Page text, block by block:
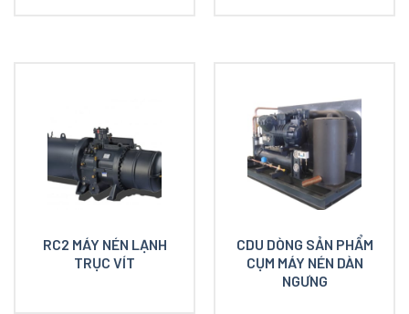
RC2 MÁY NÉN LẠNH
TRỤC VÍT
CDU DÒNG SẢN PHẨM
CỤM MÁY NÉN DÀN
NGƯNG